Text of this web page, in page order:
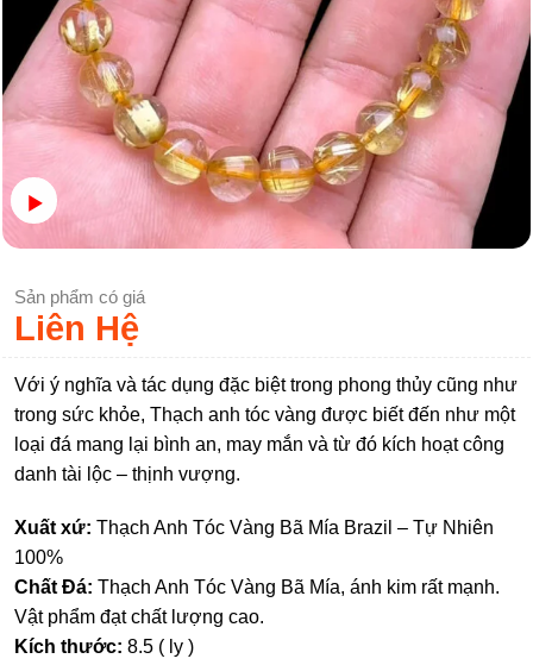
Sản phẩm có giá
Liên Hệ
Với ý nghĩa và tác dụng đặc biệt trong phong thủy cũng như
trong sức khỏe, Thạch anh tóc vàng được biết đến như một
loại đá mang lại bình an, may mắn và từ đó kích hoạt công
danh tài lộc – thịnh vượng.
Xuất xứ: Thạch Anh Tóc Vàng Bã Mía Brazil – Tự Nhiên
100%
Chất Đá: Thạch Anh Tóc Vàng Bã Mía, ánh kim rất mạnh.
Vật phẩm đạt chất lượng cao.
Kích thước: 8.5 ( ly )